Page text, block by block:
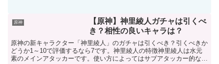
原神
【原神】神里綾人ガチャは引くべ
き？相性の良いキャラは？
原神の新キャラクター「神里綾人」のガチャは引くべき？引くべきか
どうか1～10で評価するなら7です。神里綾人の特徴神里綾人は水元
素のメインアタッカーです。使い方によってはサブアタッカー的な運